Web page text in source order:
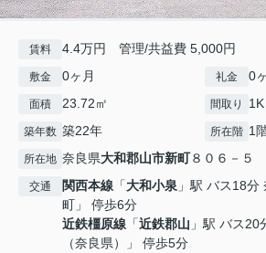
賃料 4.4万円 管理/共益費 5,000円
敷金 0ヶ月 礼金 0
面積 23.72㎡ 間取り 1K
築年数 築22年 所在階 1
所在地 奈良県大和郡山市新町８０６－５
交通 関西本線 「大和小泉 」駅 バス18分
町」 停歩6分
近鉄橿原線 「近鉄郡山 」駅 バス20
（奈良県）」 停歩5分